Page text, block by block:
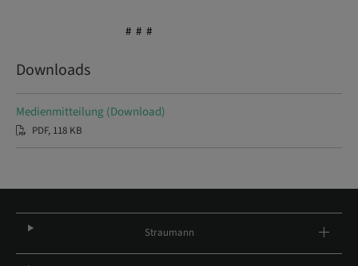
# # #
Downloads
Medienmitteilung (Download)
PDF, 118 KB
Straumann